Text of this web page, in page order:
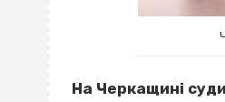
На Черкащині